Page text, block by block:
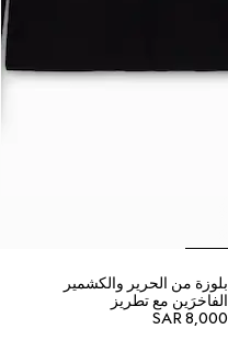
بلوزة من الحرير والكشمير
الفاخرَين مع تطريز
SAR 8,000